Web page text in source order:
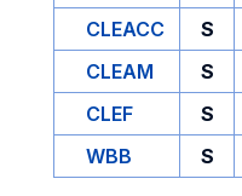
CLEACC
S
CLEAM
S
CLEF
S
WBB
S